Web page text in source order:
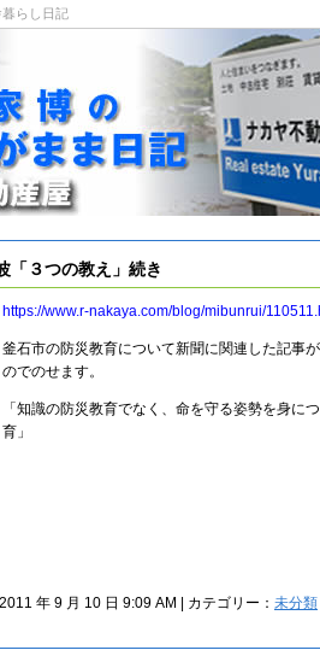
らし日記
「３つの教え」続き
https://www.r-nakaya.com/blog/mibunrui/
釜石市の防災教育について新聞に関連した記事
のでのせます。
「知識の防災教育でなく、命を守る姿勢を身に
育」
2011 年 9 月 10 日 9:09 AM | カテゴリー： 未分類